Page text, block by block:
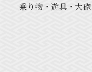
乗り物・遊具・大砲